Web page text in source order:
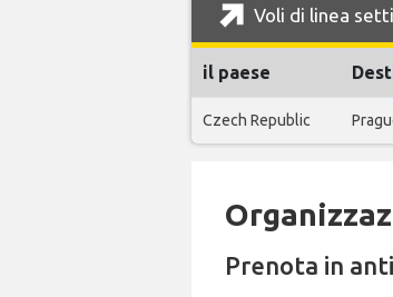
Voli di linea
il paese
Czech Republic
Prenota in